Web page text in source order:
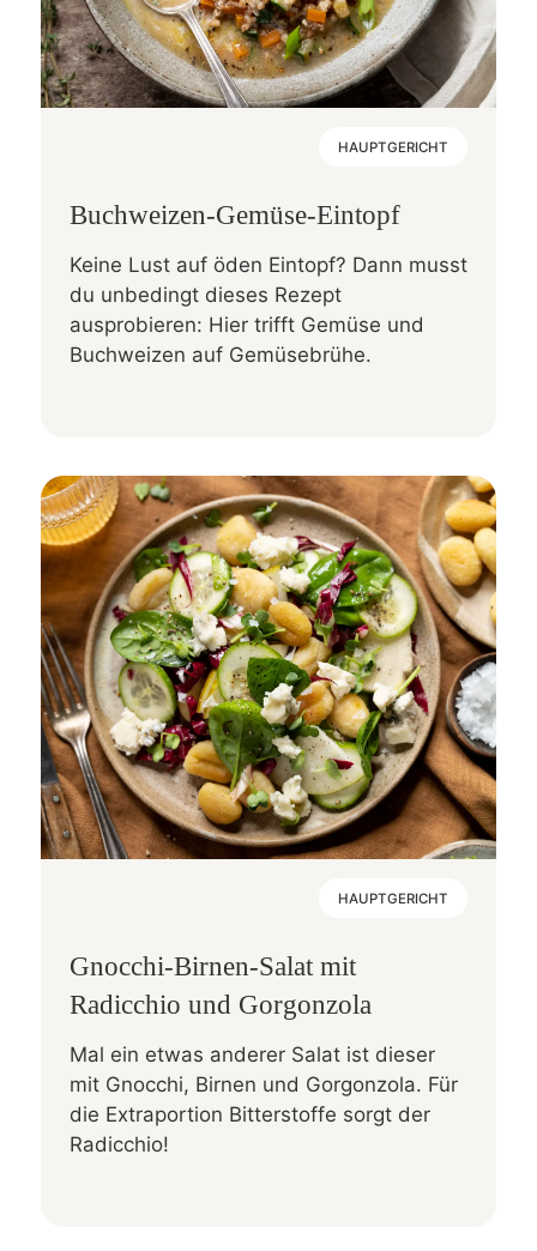
HAUPTGERICHT
Buchweizen-Gemüse-Eintopf
Keine Lust auf öden Eintopf? Dann musst
du unbedingt dieses Rezept
ausprobieren: Hier trifft Gemüse und
Buchweizen auf Gemüsebrühe.
HAUPTGERICHT
Gnocchi-Birnen-Salat mit
Radicchio und Gorgonzola
Mal ein etwas anderer Salat ist dieser
mit Gnocchi, Birnen und Gorgonzola. Für
die Extraportion Bitterstoffe sorgt der
Radicchio!